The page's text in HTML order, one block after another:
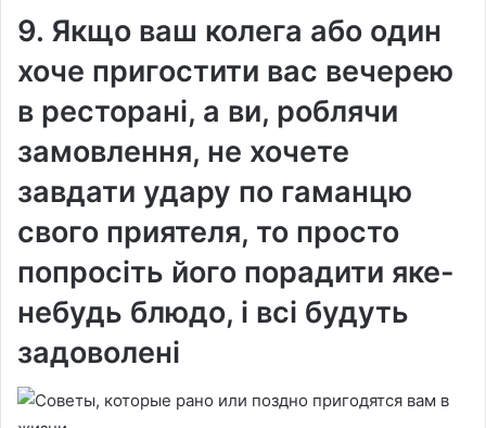
9. Якщо ваш колега або один
хоче пригостити вас вечерею
в ресторані, а ви, роблячи
замовлення, не хочете
завдати удару по гаманцю
свого приятеля, то просто
попросіть його порадити яке-
небудь блюдо, і всі будуть
задоволені